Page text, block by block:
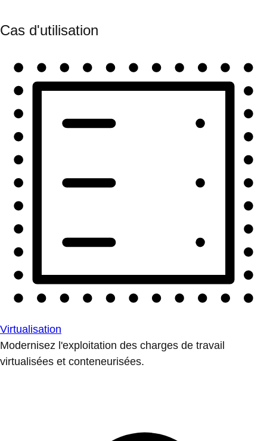
Cas d'utilisation
Virtualisation
Modernisez l'exploitation des charges de travail
virtualisées et conteneurisées.